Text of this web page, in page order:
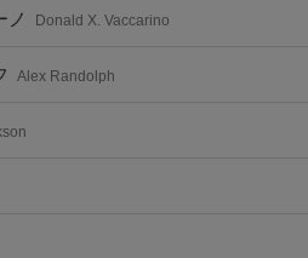
ノ Donald X. Vaccarino
Alex Randolph